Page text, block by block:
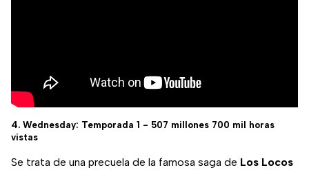
4. Wednesday: Temporada 1 - 507 millones 700 mil horas
vistas
Se trata de una precuela de la famosa saga de Los Locos